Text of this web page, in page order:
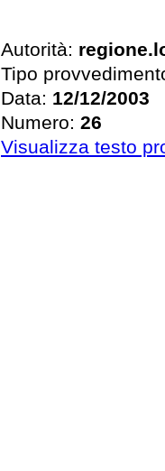
Autorità:
Tipo
Data: 12/12/2003
Numero: 26
Visualizza testo